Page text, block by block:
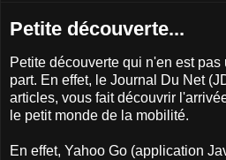
Petite découverte...
Petite découverte qui n'en est
part. En effet, le Journal Du Net
articles, vous fait découvrir
le petit monde de la mobilité.
En effet, Yahoo Go (application